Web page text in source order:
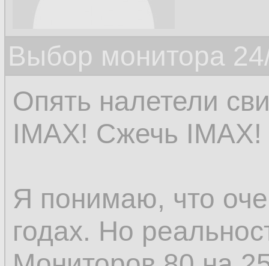
Выбор монитора
Опять налетели
IMAX! Сжечь
Я понимаю, что
годах. Но